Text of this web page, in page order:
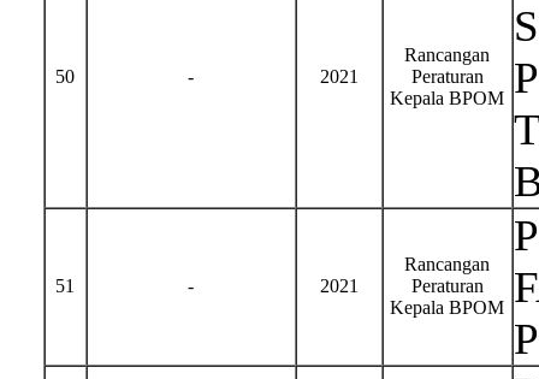
50 - 2021
Rancangan
Peraturan
Kepala BPOM
51 - 2021
Rancangan
Peraturan
Kepala BPOM